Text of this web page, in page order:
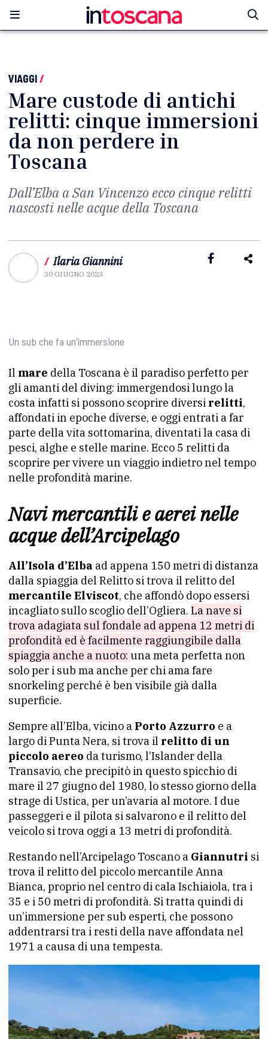
VIAGGI/
Mare custode di antichi
relitti: cinque immersioni
da non perdere in
Toscana
Dall’Elba a San Vincenzo ecco cinque relitti
nascosti nelle acque della Toscana
/ Ilaria Giannini
30 GIUGNO 2023
Un sub che fa un’immersione
Il mare della Toscana è il paradiso perfetto per
gli amanti del diving: immergendosi lungo la
costa infatti si possono scoprire diversi relitti,
affondati in epoche diverse, e oggi entrati a far
parte della vita sottomarina, diventati la casa di
pesci, alghe e stelle marine. Ecco 5 relitti da
scoprire per vivere un viaggio indietro nel tempo
nelle profondità marine.
Navi mercantili e aerei nelle
acque dell’Arcipelago
All’Isola d’Elba ad appena 150 metri di distanza
dalla spiaggia del Relitto si trova il relitto del
mercantile Elviscot, che affondò dopo essersi
incagliato sullo scoglio dell’Ogliera. La nave si
trova adagiata sul fondale ad appena 12 metri di
profondità ed è facilmente raggiungibile dalla
spiaggia anche a nuoto: una meta perfetta non
solo per i sub ma anche per chi ama fare
snorkeling perché è ben visibile già dalla
superficie.
Sempre all’Elba, vicino a Porto Azzurro e a
largo di Punta Nera, si trova il relitto di un
piccolo aereo da turismo, l’Islander della
Transavio, che precipitò in questo spicchio di
mare il 27 giugno del 1980, lo stesso giorno della
strage di Ustica, per un’avaria al motore. I due
passeggeri e il pilota si salvarono e il relitto del
veicolo si trova oggi a 13 metri di profondità.
Restando nell’Arcipelago Toscano a Giannutri si
trova il relitto del piccolo mercantile Anna
Bianca, proprio nel centro di cala Ischiaiola, tra i
35 e i 50 metri di profondità. Si tratta quindi di
un’immersione per sub esperti, che possono
addentrarsi tra i resti della nave affondata nel
1971 a causa di una tempesta.